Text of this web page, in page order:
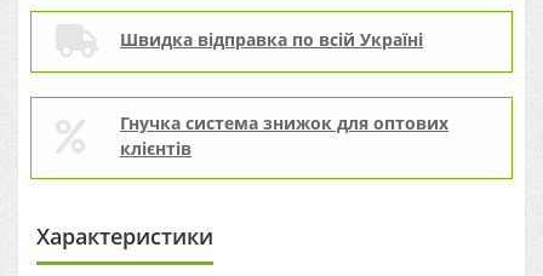
Швидка відправка по всій Україні
Гнучка система знижок для оптових
клієнтів
Характеристики